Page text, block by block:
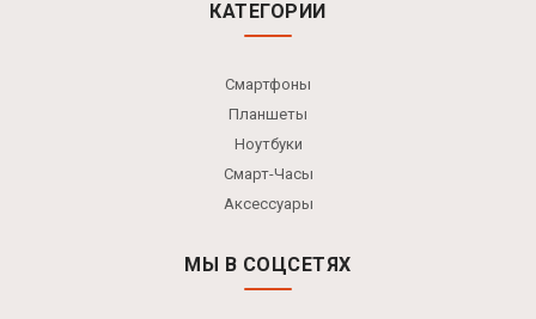
КАТЕГОРИИ
Смартфоны
Планшеты
Ноутбуки
Смарт-Часы
Аксессуары
МЫ В СОЦСЕТЯХ